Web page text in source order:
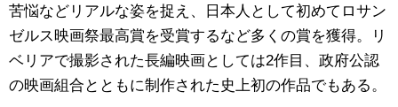
苦悩などリアルな姿を捉え、日本人として初めてロサン
ゼルス映画祭最高賞を受賞するなど多くの賞を獲得。リ
ベリアで撮影された長編映画としては2作目、政府公認
の映画組合とともに制作された史上初の作品でもある。